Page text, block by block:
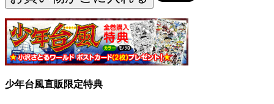
少年台風直販限定特典